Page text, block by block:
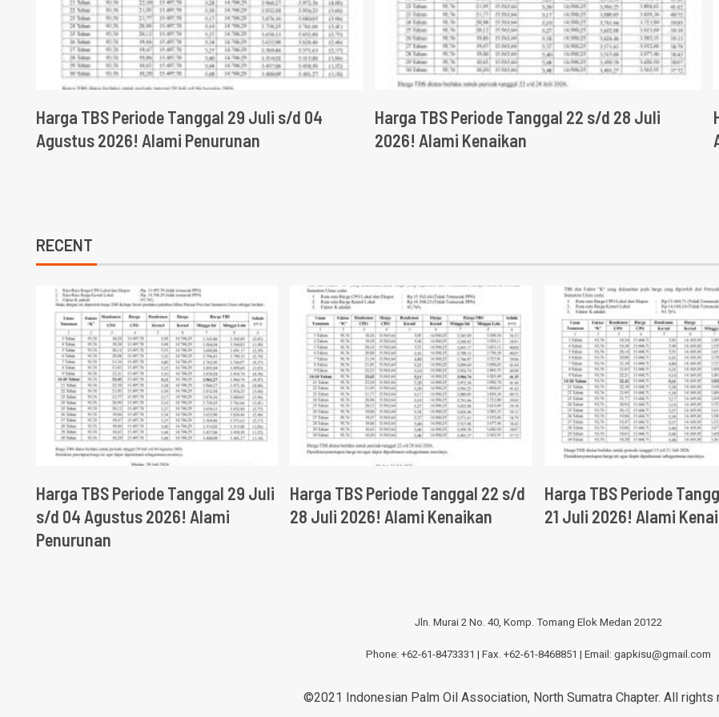
Harga TBS Periode Tanggal 29 Juli s/d 04
Agustus 2026! Alami Penurunan
Harga TBS Periode Tanggal 22 s/d 28 Juli
2026! Alami Kenaikan
RECENT
Harga TBS Periode Tanggal 29 Juli
s/d 04 Agustus 2026! Alami
Penurunan
Harga TBS Periode Tanggal 22 s/d
28 Juli 2026! Alami Kenaikan
Harga TBS Periode
21 Juli 2026! Alami
Jln. Murai 2 No. 40, Komp. Tomang Elok Medan 20122
Phone: +62-61-8473331 | Fax. +62-61-8468851 | Email: gapkisu@gmail.com
©2021 Indonesian Palm Oil Association, North Sumatra Chapter. All rights